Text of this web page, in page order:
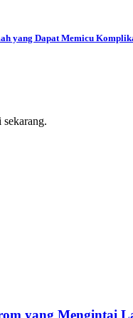
yang Dapat Memicu
yang Mengintai